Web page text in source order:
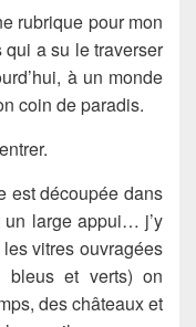
rubrique pour mon
qui a su le traverser
à un monde
coin de paradis.
est découpée dans
un large appui… j’y
vitres ouvragées
bleus et verts) on
des châteaux et